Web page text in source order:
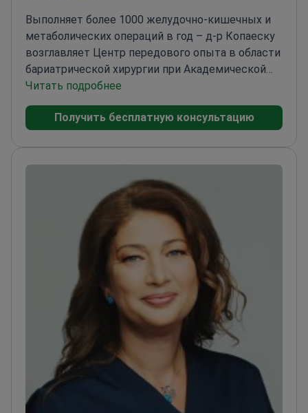
Выполняет более 1000 желудочно-кишечных и
метаболических операций в год – д-р Копаеску
возглавляет Центр передового опыта в области
бариатрической хирургии при Академической
больнице Ponderas.
лапароскопических и роботизированных
процедурахВнедрил передовые методы, такие
Бухарестского института хирургического
обученияДоцент двух престижных
медицинских университетов
Читать подробнее
Получить бесплатную консультацию